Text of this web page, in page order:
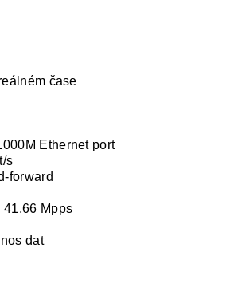
čase
Ethernet port
s
forward
Mpps
dat